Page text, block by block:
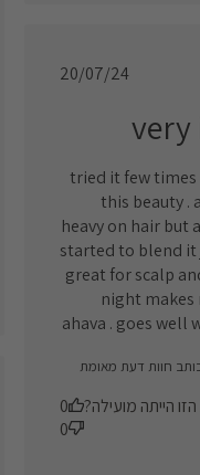
Published
20/07/24
very
tried it few
this beauty
heavy on hair but
started to blend
great for scalp
night makes
ahava . goes well
חוות דעת מאומת
הייתה מועילה?
0
0